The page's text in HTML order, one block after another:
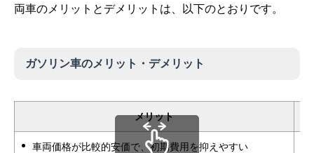
両車のメリットとデメリットは、以下のとおりです。
ガソリン車のメリット・デメリット
メリット
車両価格が比較的安価で、初期費用を抑えやすい